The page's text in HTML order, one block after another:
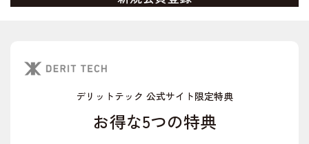
デリットテック 公式サイト限定特典
お得な5つの特典